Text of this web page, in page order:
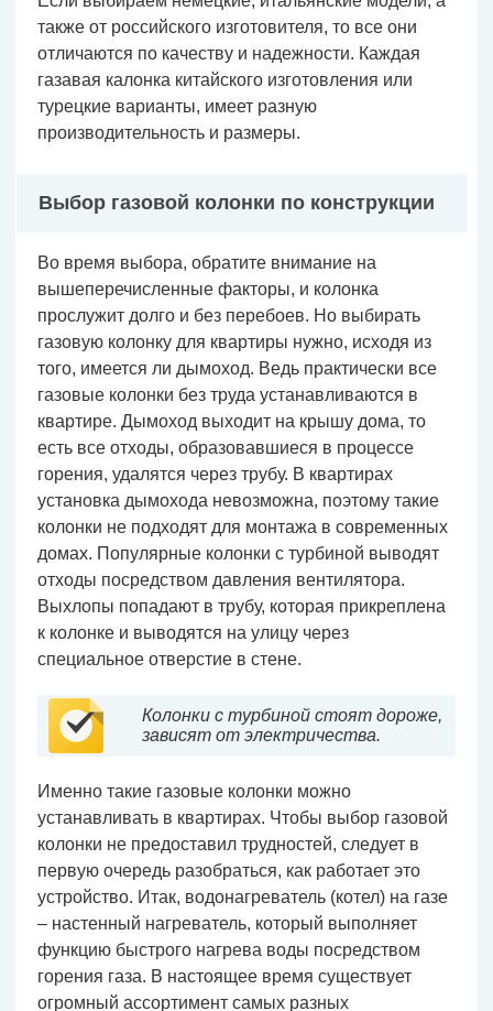
также от российского изготовителя, то все они
отличаются по качеству и надежности. Каждая
газавая калонка китайского изготовления или
турецкие варианты, имеет разную
производительность и размеры.
Выбор газовой колонки по конструкции
Во время выбора, обратите внимание на
вышеперечисленные факторы, и колонка
прослужит долго и без перебоев. Но выбирать
газовую колонку для квартиры нужно, исходя из
того, имеется ли дымоход. Ведь практически все
газовые колонки без труда устанавливаются в
квартире. Дымоход выходит на крышу дома, то
есть все отходы, образовавшиеся в процессе
горения, удалятся через трубу. В квартирах
установка дымохода невозможна, поэтому такие
колонки не подходят для монтажа в современных
домах. Популярные колонки с турбиной выводят
отходы посредством давления вентилятора.
Выхлопы попадают в трубу, которая прикреплена
к колонке и выводятся на улицу через
специальное отверстие в стене.
Колонки с турбиной стоят дороже,
зависят от электричества.
Именно такие газовые колонки можно
устанавливать в квартирах. Чтобы выбор газовой
колонки не предоставил трудностей, следует в
первую очередь разобраться, как работает это
устройство. Итак, водонагреватель (котел) на газе
– настенный нагреватель, который выполняет
функцию быстрого нагрева воды посредством
горения газа. В настоящее время существует
огромный ассортимент самых разных